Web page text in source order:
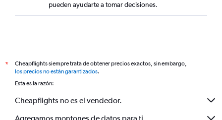
pueden ayudarte a tomar decisiones.
*
Cheapflights siempre trata de obtener precios exactos, sin embargo,
los precios no están garantizados.
Esta es la razón:
Cheapflights no es el vendedor.
Agregamos montones de datos para ti